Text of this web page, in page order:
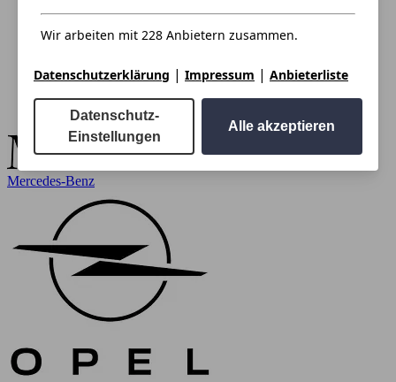
Mercedes-Benz
Wir arbeiten mit 228 Anbietern zusammen.
Datenschutzerklärung | Impressum | Anbieterliste
Datenschutz-
Einstellungen
Alle akzeptieren